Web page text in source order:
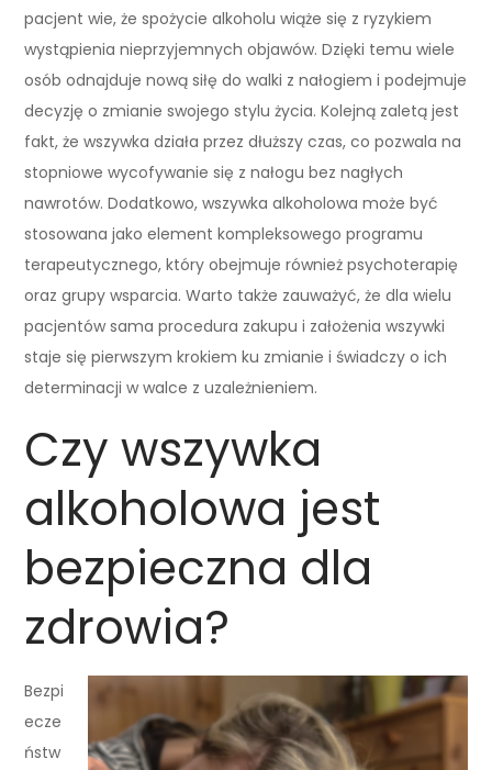
pacjent wie, że spożycie alkoholu wiąże się z ryzykiem
wystąpienia nieprzyjemnych objawów. Dzięki temu wiele
osób odnajduje nową siłę do walki z nałogiem i podejmuje
decyzję o zmianie swojego stylu życia. Kolejną zaletą jest
fakt, że wszywka działa przez dłuższy czas, co pozwala na
stopniowe wycofywanie się z nałogu bez nagłych
nawrotów. Dodatkowo, wszywka alkoholowa może być
stosowana jako element kompleksowego programu
terapeutycznego, który obejmuje również psychoterapię
oraz grupy wsparcia. Warto także zauważyć, że dla wielu
pacjentów sama procedura zakupu i założenia wszywki
staje się pierwszym krokiem ku zmianie i świadczy o ich
determinacji w walce z uzależnieniem.
Czy wszywka
alkoholowa jest
bezpieczna dla
zdrowia?
Bezpi
ecze
ństw